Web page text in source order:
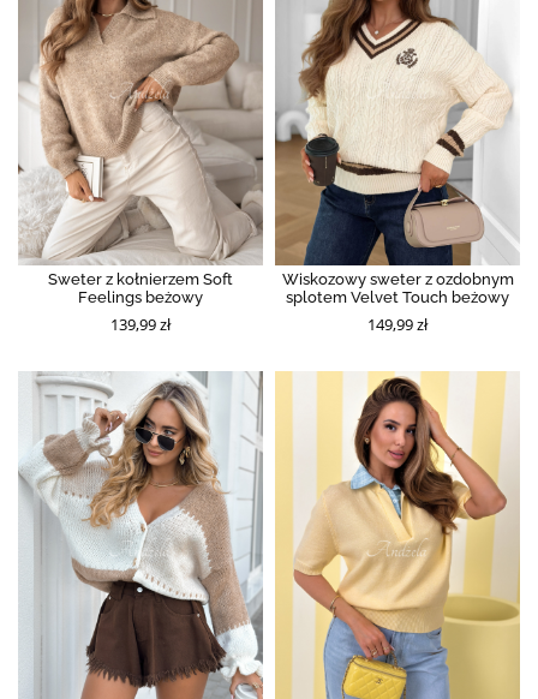
Sweter z kołnierzem Soft
Feelings beżowy
139,99 zł
Wiskozowy sweter z ozdobnym
splotem Velvet Touch beżowy
149,99 zł